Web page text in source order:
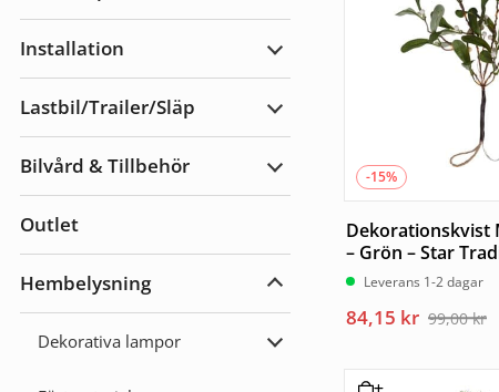
Installation
Expandera
Lastbil/Trailer/Släp
Expandera
Bilvård & Tillbehör
Expandera
Outlet
Hembelysning
Expandera
Dekorativa lampor
Expandera
-15%
Dekorationskvist
– Grön – Star
Leverans 1-2 dagar
99,00kr
Det
84,15 kr
Det